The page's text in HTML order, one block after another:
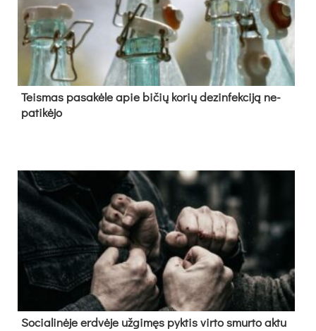
Teis­mas pa­sa­kė­le apie bi­čių ko­rių de­zin­fek­ci­ją ne­
pa­ti­kė­jo
So­cia­li­nė­je erd­vė­je už­gi­męs pyk­tis vir­to smur­to ak­tu